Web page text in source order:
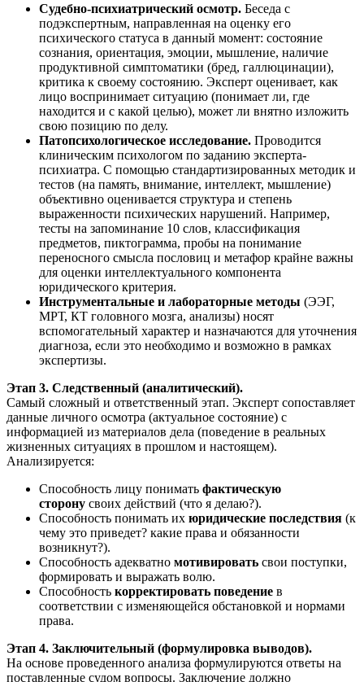
Судебно-психиатрический осмотр. Беседа с
подэкспертным, направленная на оценку его
психического статуса в данный момент: состояние
сознания, ориентация, эмоции, мышление, наличие
продуктивной симптоматики (бред, галлюцинации),
критика к своему состоянию. Эксперт оценивает, как
лицо воспринимает ситуацию (понимает ли, где
находится и с какой целью), может ли внятно изложить
свою позицию по делу.
Патопсихологическое исследование. Проводится
клиническим психологом по заданию эксперта-
психиатра. С помощью стандартизированных методик и
тестов (на память, внимание, интеллект, мышление)
объективно оценивается структура и степень
выраженности психических нарушений. Например,
тесты на запоминание 10 слов, классификация
предметов, пиктограмма, пробы на понимание
переносного смысла пословиц и метафор крайне важны
для оценки интеллектуального компонента
юридического критерия.
Инструментальные и лабораторные методы (ЭЭГ,
МРТ, КТ головного мозга, анализы) носят
вспомогательный характер и назначаются для уточнения
диагноза, если это необходимо и возможно в рамках
экспертизы.
Этап 3. Следственный (аналитический).
Самый сложный и ответственный этап. Эксперт сопоставляет
данные личного осмотра (актуальное состояние) с
информацией из материалов дела (поведение в реальных
жизненных ситуациях в прошлом и настоящем).
Анализируется:
Способность лицу понимать фактическую
сторону своих действий (что я делаю?).
Способность понимать их юридические последствия (к
чему это приведет? какие права и обязанности
возникнут?).
Способность адекватно мотивировать свои поступки,
формировать и выражать волю.
Способность корректировать поведение в
соответствии с изменяющейся обстановкой и нормами
права.
Этап 4. Заключительный (формулировка выводов).
На основе проведенного анализа формулируются ответы на
поставленные судом вопросы. Заключение должно